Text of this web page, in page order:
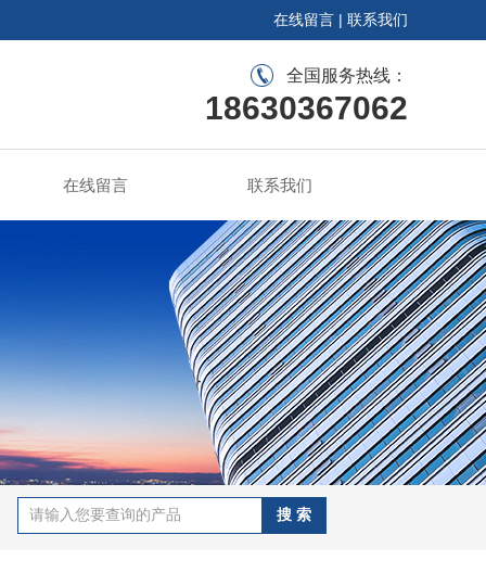
在线留言 | 联系我们
全国服务热线：
18630367062
在线留言 联系我们